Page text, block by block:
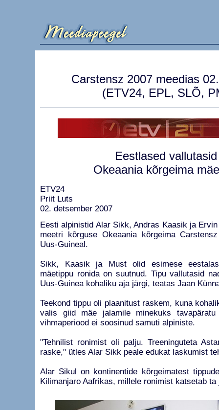
Carstensz 2007 meedias
(ETV24, EPL, SLÕ,
Eestlased vallutasid
Okeaania kõrgeima
ETV24
Priit Luts
02. detsember 2007
Eesti alpinistid Alar Sikk, Andras Kaasik ja
meetri kõrguse Okeaania kõrgeima
Uus-Guineal.
Sikk, Kaasik ja Must olid esimese
mäetippu ronida on suutnud. Tipu vallutasid
Uus-Guinea kohaliku aja järgi, teatas Jaan
Teekond tippu oli plaanitust raskem, kuna
valis giid mäe jalamile minekuks tavapäratu
vihmaperiood ei soosinud samuti alpiniste.
"Tehnilist ronimist oli palju. Treeninguteta
raske," ütles Alar Sikk peale edukat laskumist
Alar Sikul on kontinentide kõrgeimatest
Kilimanjaro Aafrikas, millele ronimist katsetab ta